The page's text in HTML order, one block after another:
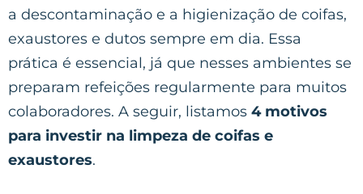
a descontaminação e a higienização de coifas,
exaustores e dutos sempre em dia. Essa
prática é essencial, já que nesses ambientes se
preparam refeições regularmente para muitos
colaboradores. A seguir, listamos 4 motivos
para investir na limpeza de coifas e
exaustores.